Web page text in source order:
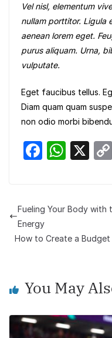
Vel nisl, elementum
nullam porttitor. Ligula
aenean lorem eget.
purus aliquam. Urna,
vulputate.
Eget faucibus tellus.
Diam quam quam
non odio morbi
F
e
b
o
k
W
s
p
X
Fueling Your Body with
Energy
How to Create a
You May